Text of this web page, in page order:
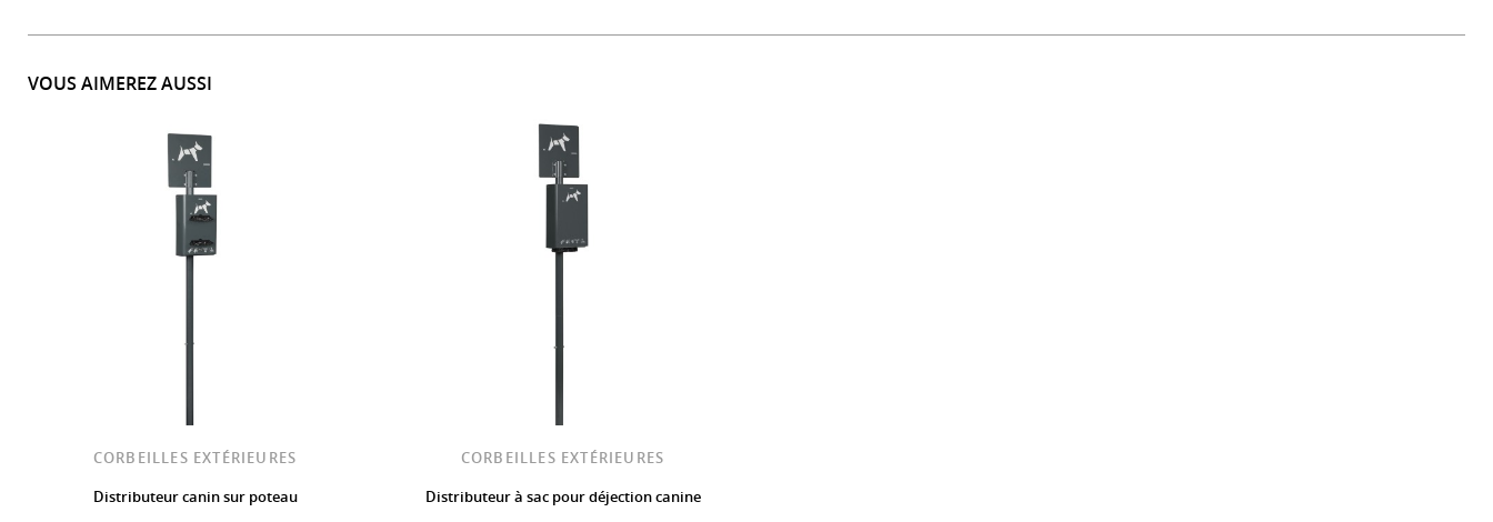
VOUS AIMEREZ AUSSI
CORBEILLES EXTÉRIEURES
Distributeur canin sur poteau
CORBEILLES EXTÉRIEURES
Distributeur à sac pour déjection canine